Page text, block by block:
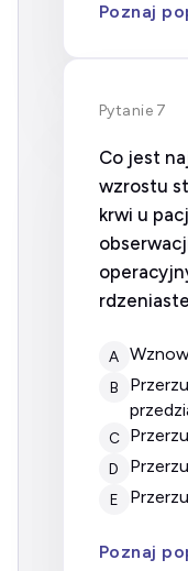
Poznaj
Pytanie 7
Co jest
wzrostu
krwi u
A
B
przerzuty w węzłach chłonnych
C
D
E
Poznaj